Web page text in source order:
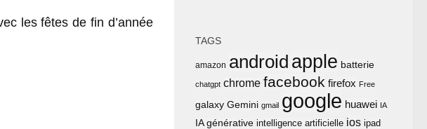
les fêtes de fin d’année
TAGS
amazon android apple batterie
chatgpt chrome facebook firefox Free
galaxy Gemini gmail google huawei IA
IA générative intelligence artificielle ios ipad